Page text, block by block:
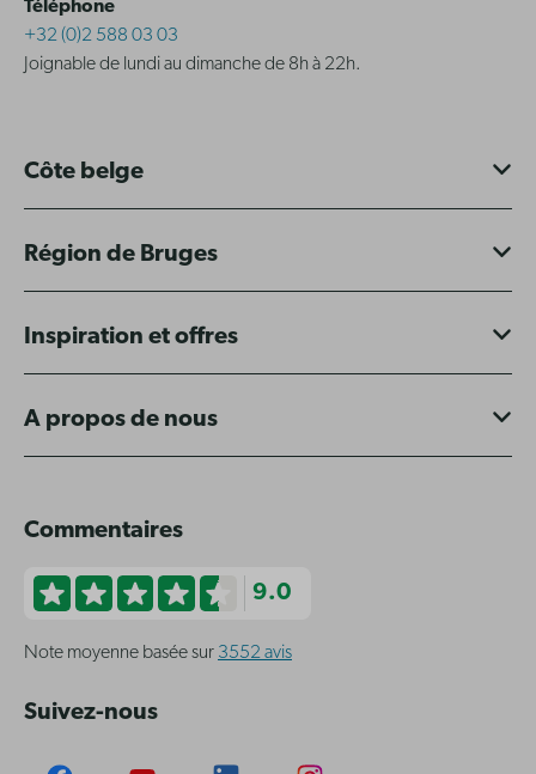
Téléphone
+32 (0)2 588 03 03
Joignable de lundi au dimanche de 8h à 22h.
Côte belge
Région de Bruges
Inspiration et offres
A propos de nous
Commentaires
9.0
Note moyenne basée sur 3552 avis
Suivez-nous